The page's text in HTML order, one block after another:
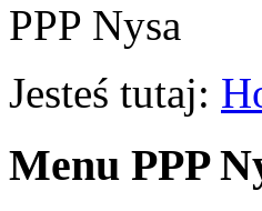
PPP Nysa
Jesteś tutaj:
Menu PPP